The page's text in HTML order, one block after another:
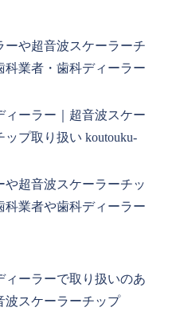
や超音波スケーラーチ
科業者・歯科ディーラー
ーラー｜超音波スケー
プ取り扱い koutouku-
超音波スケーラーチッ
科業者や歯科ディーラー
ーラーで取り扱いのあ
波スケーラーチップ